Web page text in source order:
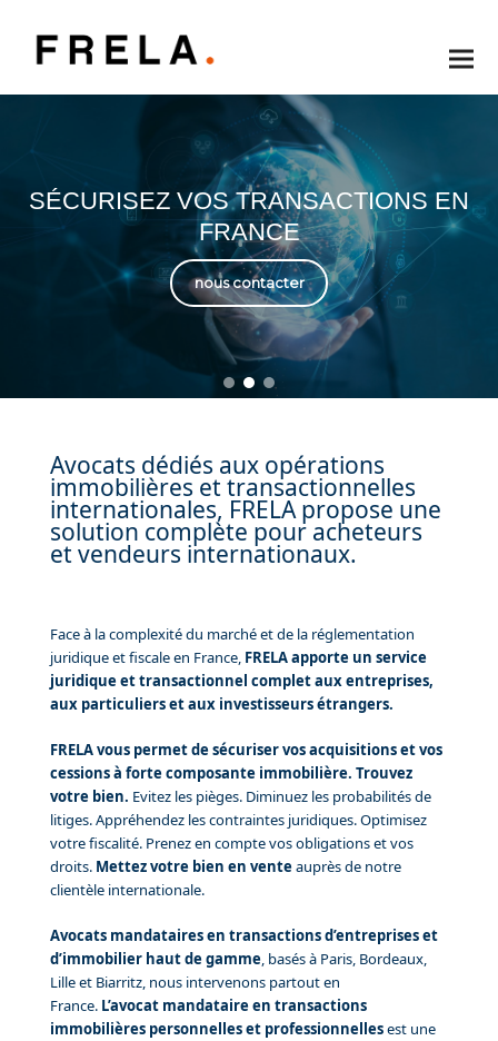
SÉCURISEZ VOS TRANSACTIONS EN
FRANCE
nous contacter
Avocats dédiés aux opérations
immobilières et transactionnelles
internationales, FRELA propose une
solution complète pour acheteurs
et vendeurs internationaux.
Face à la complexité du marché et de la réglementation
juridique et fiscale en France, FRELA apporte un service
juridique et transactionnel complet aux entreprises,
aux particuliers et aux investisseurs étrangers.
FRELA vous permet de sécuriser vos acquisitions et vos
cessionsà forte composante immobilière. Trouvez
votre bien. Evitez les pièges. Diminuez les probabilités de
litiges. Appréhendez les contraintes juridiques. Optimisez
votre fiscalité. Prenez en compte vos obligations et vos
droits. Mettez votre bien en venteauprès de notre
clientèle internationale.
Avocats mandataires en transactions d’entrepriseset
d’immobilier haut de gamme, basés à Paris, Bordeaux,
Lille et Biarritz, nous intervenons partout en
France. L’avocat mandataire en transactions
immobilières personnelles et professionnellesest une